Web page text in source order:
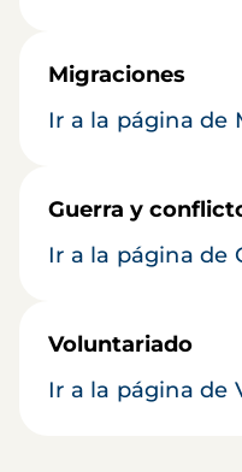
Migraciones
Ir a la página de
Guerra y
Ir a la página de
Voluntariado
Ir a la página de